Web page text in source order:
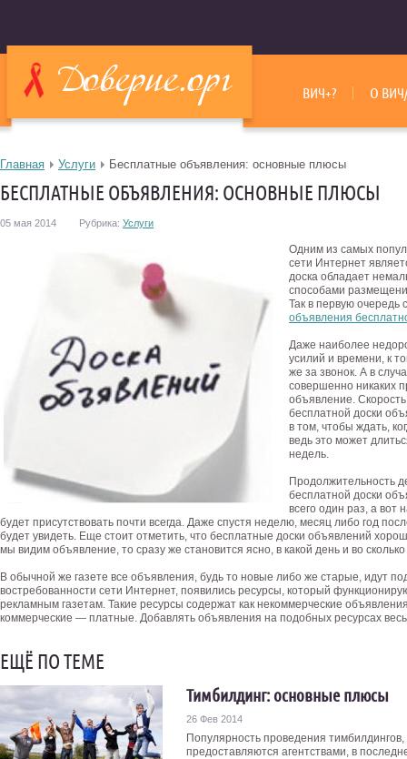
ВИЧ+? О
Главная Услуги Бесплатные объявления: основные плюсы
БЕСПЛАТНЫЕ ОБЪЯВЛЕНИЯ: ОСНОВНЫЕ ПЛЮСЫ
05 мая 2014 Рубрика: Услуги
Одним из самых
сети Интернет
доска обладает
способами
Так в первую очередь
объявления
Даже наиболее
усилий и времени, к
же за звонок. А в
совершенно никаких
объявление.
бесплатной доски
в том, чтобы ждать,
ведь это может
недель.
Продолжительность
бесплатной доски
всего один раз, а вот
будет присутствовать почти всегда. Даже спустя неделю, месяц либо год
будет увидеть. Еще стоит отметить, что бесплатные доски объявлений
мы видим объявление, то сразу же становится ясно, в какой день и во
В обычной же газете все объявления, будь то новые либо же старые, идут
востребованности сети Интернет, появились ресурсы, который
рекламным газетам. Такие ресурсы содержат как некоммерческие
коммерческие — платные. Добавлять объявления на подобных ресурсах
ЕЩЁ ПО ТЕМЕ
Тимбилдинг: основные плюсы
26 Фев 2014
Популярность проведения
предоставляются агентствами, в